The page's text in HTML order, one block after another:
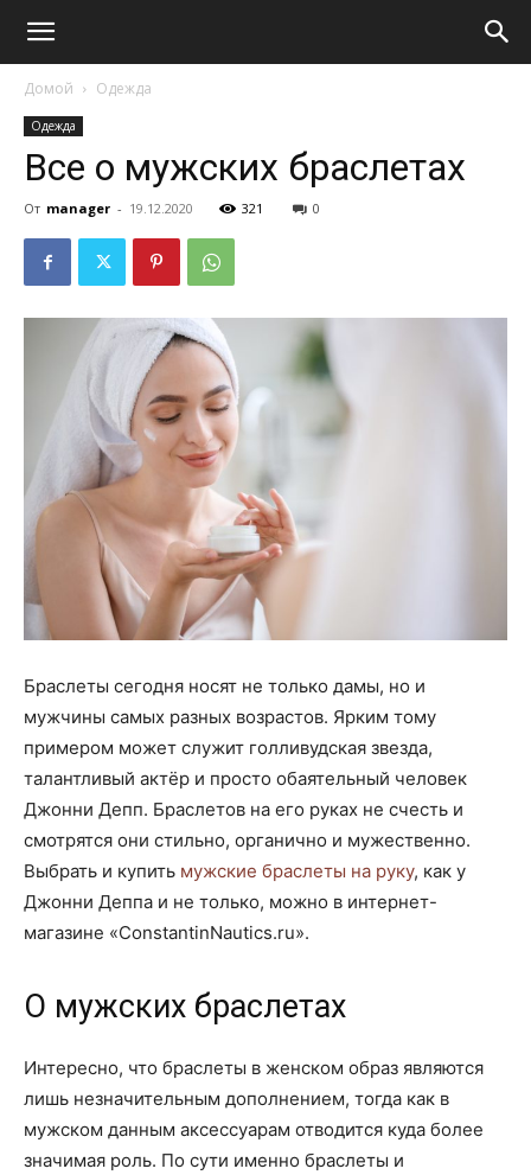
Домой Одежда
Одежда
Все о мужских браслетах
От manager - 19.12.2020 321 0
Браслеты сегодня носят не только дамы, но и
мужчины самых разных возрастов. Ярким тому
примером может служит голливудская звезда,
талантливый актёр и просто обаятельный человек
Джонни Депп. Браслетов на его руках не счесть и
смотрятся они стильно, органично и мужественно.
Выбрать и купить мужские браслеты на руку, как у
Джонни Деппа и не только, можно в интернет-
магазине «ConstantinNautics.ru».
О мужских браслетах
Интересно, что браслеты в женском образ являются
лишь незначительным дополнением, тогда как в
мужском данным аксессуарам отводится куда более
значимая роль. По сути именно браслеты и